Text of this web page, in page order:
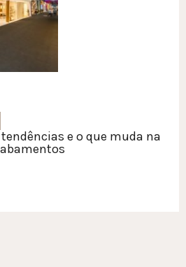
e o que muda na